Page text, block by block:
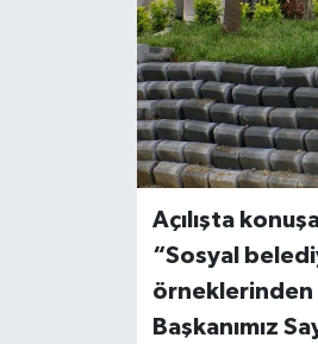
Açılışta
“Sosyal
örneklerinden
Başkanımız
TEKNOLOJİ
TİCARET